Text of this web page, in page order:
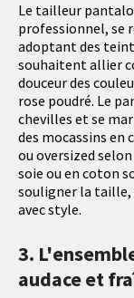
Le tailleur
professionnel, se
adoptant des
souhaitent allier
douceur des
rose poudré. Le
chevilles et se
des mocassins en
ou oversized
soie ou en coton
souligner la taille,
avec style.
3.
audace et